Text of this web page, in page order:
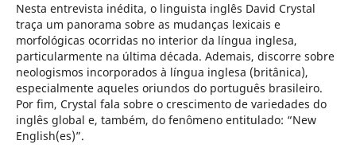
Nesta entrevista inédita, o linguista inglês David Crystal
traça um panorama sobre as mudanças lexicais e
morfológicas ocorridas no interior da língua inglesa,
particularmente na última década. Ademais, discorre sobre
neologismos incorporados à língua inglesa (britânica),
especialmente aqueles oriundos do português brasileiro.
Por fim, Crystal fala sobre o crescimento de variedades do
inglês global e, também, do fenômeno entitulado: “New
English(es)”.